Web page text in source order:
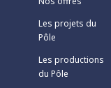
Les projets du
Pôle
Les productions
du Pôle